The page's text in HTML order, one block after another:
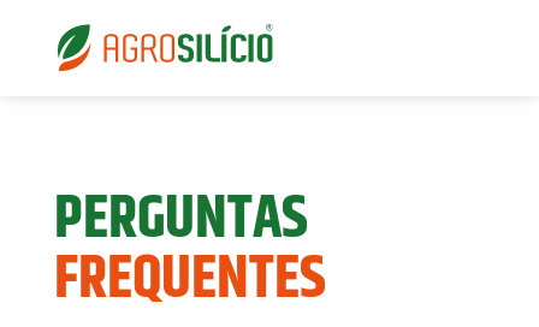
PERGUNTAS
FREQUENTES